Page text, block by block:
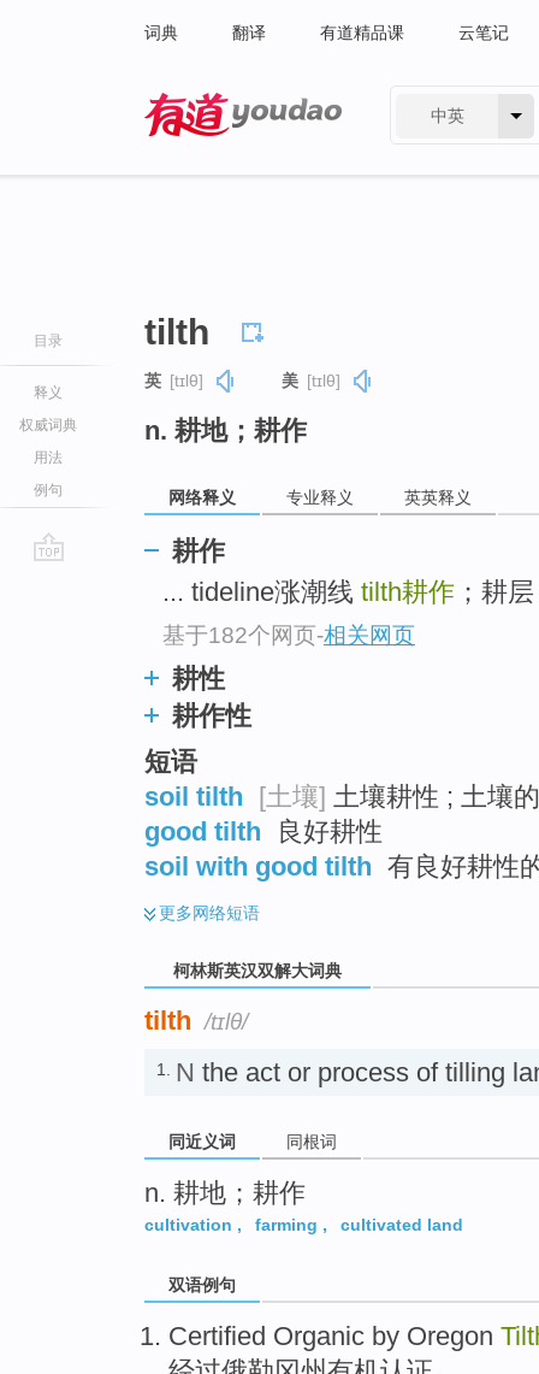
词典 翻译 有道精品课 云笔记
中英
目录
释义
权威词典
用法
例句
tilth
英 [tɪlθ] 美 [tɪlθ]
n. 耕地；耕作
网络释义 专业释义 英英释义
耕作
... tideline涨潮线 tilth耕作 ；耕
基于182个网页-相关网页
耕性
耕作性
短语
soil tilth
[土壤] 土壤耕性 ; 土壤
good tilth
良好耕性
soil with good tilth 有良好耕性
更多网络短语
柯林斯英汉双解大词典
tilth /tɪlθ/
1. N the act or process of tilling
同近义词 同根词
n. 耕地；耕作
cultivation , farming , cultivated land
双语例句
Certified Organic by Oregon